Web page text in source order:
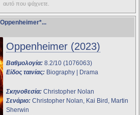
αυτό που ψάχνετε.
...
Oppenheimer (2023)
Βαθμολογία: 8.2/10 (1076063)
Είδος ταινίας: Biography | Drama
Σκηνοθεσία: Christopher Nolan
Σενάριο: Christopher Nolan, Kai Bird, Martin
Sherwin